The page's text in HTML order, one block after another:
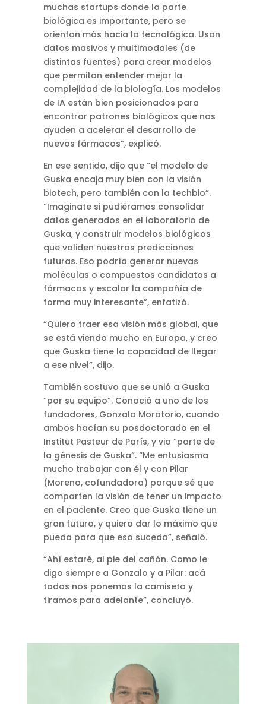
muchas startups donde la parte
biológica es importante, pero se
orientan más hacia la tecnológica. Usan
datos masivos y multimodales (de
distintas fuentes) para crear modelos
que permitan entender mejor la
complejidad de la biología. Los modelos
de IA están bien posicionados para
encontrar patrones biológicos que nos
ayuden a acelerar el desarrollo de
nuevos fármacos”, explicó.
En ese sentido, dijo que “el modelo de
Guska encaja muy bien con la visión
biotech, pero también con la techbio”.
“Imaginate si pudiéramos consolidar
datos generados en el laboratorio de
Guska, y construir modelos biológicos
que validen nuestras predicciones
futuras. Eso podría generar nuevas
moléculas o compuestos candidatos a
fármacos y escalar la compañía de
forma muy interesante”, enfatizó.
“Quiero traer esa visión más global, que
se está viendo mucho en Europa, y creo
que Guska tiene la capacidad de llegar
a ese nivel”, dijo.
También sostuvo que se unió a Guska
“por su equipo”. Conoció a uno de los
fundadores, Gonzalo Moratorio, cuando
ambos hacían su posdoctorado en el
Institut Pasteur de París, y vio “parte de
la génesis de Guska”. “Me entusiasma
mucho trabajar con él y con Pilar
(Moreno, cofundadora) porque sé que
comparten la visión de tener un impacto
en el paciente. Creo que Guska tiene un
gran futuro, y quiero dar lo máximo que
pueda para que eso suceda”, señaló.
“Ahí estaré, al pie del cañón. Como le
digo siempre a Gonzalo y a Pilar: acá
todos nos ponemos la camiseta y
tiramos para adelante”, concluyó.